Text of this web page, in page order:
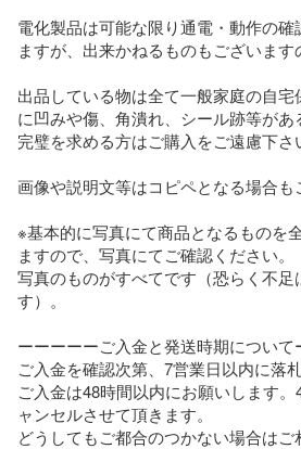
電化製品は可能な限り通電・動作の
ますが、出来かねるものもございます
出品している物は全て一般家庭の自
に凹みや傷、角潰れ、シール跡等があ
完璧を求める方はご購入をご遠慮下さ
画像や説明文等はコピペとなる場合も
※基本的に写真にて商品となるものを
ますので、写真にてご確認ください。
写真のものがすべてです（恐らく不足
す）。
ーーーーーご入金と発送時期について
ご入金を確認次第、7営業日以内に落
ご入金は48時間以内にお願いします
ャンセルさせて頂きます。
どうしてもご都合のつかない場合はご